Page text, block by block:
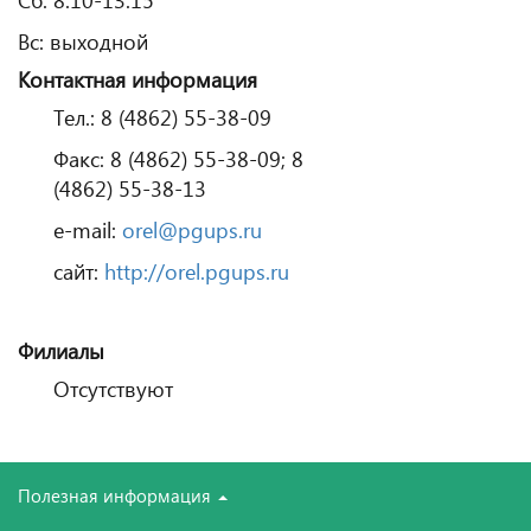
Вс: выходной
Контактная информация
Тел.: 8 (4862) 55-38-09
Факс: 8 (4862) 55-38-09; 8
(4862) 55-38-13
e-mail: orel@pgups.ru
сайт: http://orel.pgups.ru
Филиалы
Отсутствуют
Полезная информация